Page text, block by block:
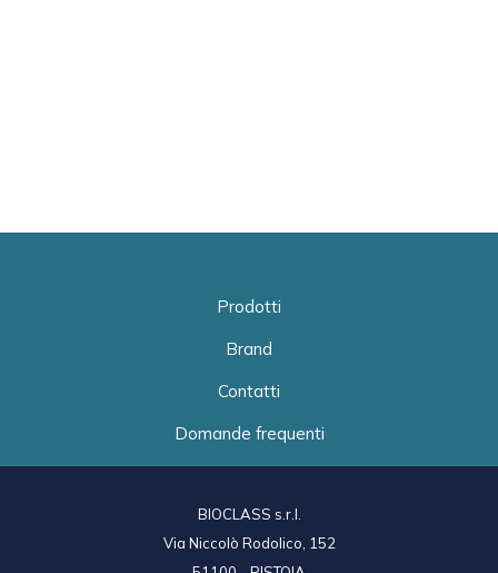
Prodotti
Brand
Contatti
Domande frequenti
BIOCLASS s.r.l.
Via Niccolò Rodolico, 152